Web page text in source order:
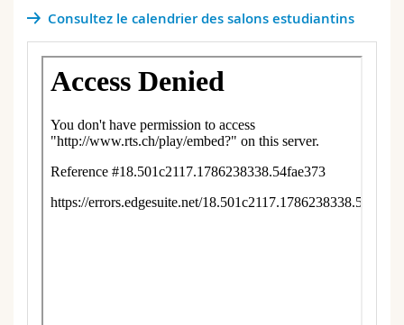
Consultez le calendrier des salons estudiantins